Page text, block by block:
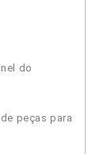
do
peças para